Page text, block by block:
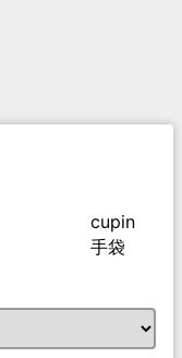
cupin
手袋